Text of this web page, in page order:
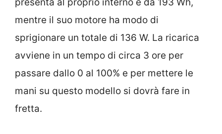
presenta al proprio interno è da 193 Wh,
mentre il suo motore ha modo di
sprigionare un totale di 136 W. La ricarica
avviene in un tempo di circa 3 ore per
passare dallo 0 al 100% e per mettere le
mani su questo modello si dovrà fare in
fretta.